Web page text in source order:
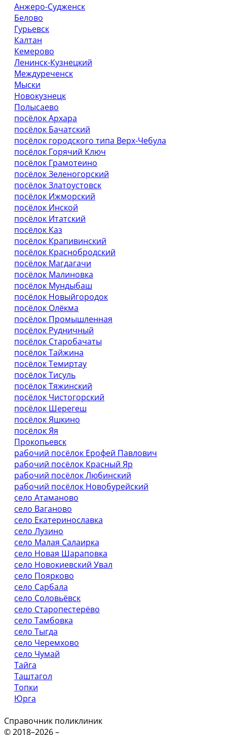
Анжеро-Судженск
Белово
Гурьевск
Калтан
Кемерово
Ленинск-Кузнецкий
Междуреченск
Мыски
Новокузнецк
Полысаево
посёлок Архара
посёлок Бачатский
посёлок городского типа Верх-Чебула
посёлок Горячий Ключ
посёлок Грамотеино
посёлок Зеленогорский
посёлок Златоустовск
посёлок Ижморский
посёлок Инской
посёлок Итатский
посёлок Каз
посёлок Крапивинский
посёлок Краснобродский
посёлок Магдагачи
посёлок Малиновка
посёлок Мундыбаш
посёлок Новыйгородок
посёлок Олёкма
посёлок Промышленная
посёлок Рудничный
посёлок Старобачаты
посёлок Тайжина
посёлок Темиртау
посёлок Тисуль
посёлок Тяжинский
посёлок Чистогорский
посёлок Шерегеш
посёлок Яшкино
посёлок Яя
Прокопьевск
рабочий посёлок Ерофей Павлович
рабочий посёлок Красный Яр
рабочий посёлок Любинский
рабочий посёлок Новобурейский
село Атаманово
село Ваганово
село Екатеринославка
село Лузино
село Малая Салаирка
село Новая Шараповка
село Новокиевский Увал
село Поярково
село Сарбала
село Соловьёвск
село Старопестерёво
село Тамбовка
село Тыгда
село Черемхово
село Чумай
Тайга
Таштагол
Топки
Юрга
Справочник поликлиник
© 2018–2026 –